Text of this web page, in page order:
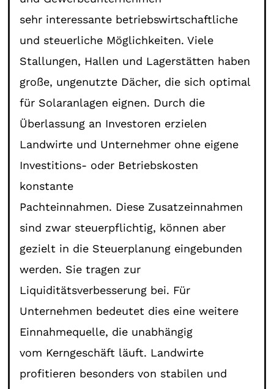
sehr interessante betriebswirtschaftliche
und steuerliche Möglichkeiten. Viele
Stallungen, Hallen und Lagerstätten haben
große, ungenutzte Dächer, die sich optimal
für Solaranlagen eignen. Durch die
Überlassung an Investoren erzielen
Landwirte und Unternehmer ohne eigene
Investitions- oder Betriebskosten
konstante
Pachteinnahmen. Diese Zusatzeinnahmen
sind zwar steuerpflichtig, können aber
gezielt in die Steuerplanung eingebunden
werden. Sie tragen zur
Liquiditätsverbesserung bei. Für
Unternehmen bedeutet dies eine weitere
Einnahmequelle, die unabhängig
vom Kerngeschäft läuft. Landwirte
profitieren besonders von stabilen und